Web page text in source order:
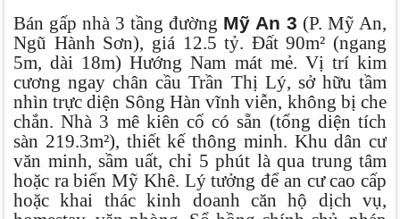
Bán gấp nhà 3 tầng đường Mỹ An 3 (P. Mỹ An,
Ngũ Hành Sơn), giá 12.5 tỷ. Đất 90m² (ngang
5m, dài 18m) Hướng Nam mát mẻ. Vị trí kim
cương ngay chân cầu Trần Thị Lý, sở hữu tầm
nhìn trực diện Sông Hàn vĩnh viễn, không bị che
chắn. Nhà 3 mê kiên cố có sẵn (tổng diện tích
sàn 219.3m²), thiết kế thông minh. Khu dân cư
văn minh, sầm uất, chỉ 5 phút là qua trung tâm
hoặc ra biển Mỹ Khê. Lý tưởng để an cư cao cấp
hoặc khai thác kinh doanh căn hộ dịch vụ,